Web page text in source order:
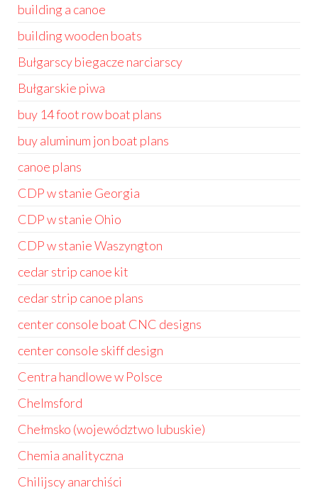
building a canoe
building wooden boats
Bułgarscy biegacze narciarscy
Bułgarskie piwa
buy 14 foot row boat plans
buy aluminum jon boat plans
canoe plans
CDP w stanie Georgia
CDP w stanie Ohio
CDP w stanie Waszyngton
cedar strip canoe kit
cedar strip canoe plans
center console boat CNC designs
center console skiff design
Centra handlowe w Polsce
Chelmsford
Chełmsko (województwo lubuskie)
Chemia analityczna
Chilijscy anarchiści